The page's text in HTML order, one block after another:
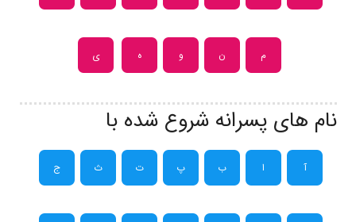
م ن و ه ی
نام های پسرانه شروع شده با
آ ا ب پ ت ث ج